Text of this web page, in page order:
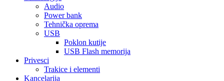
Audio
Power bank
Tehnička oprema
USB
Poklon kutije
USB Flash memorija
Privesci
Trakice i elementi
Kancelarija